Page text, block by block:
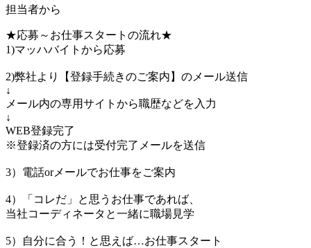
担当者から
★応募～お仕事スタートの流れ★
1)マッハバイトから応募
2)弊社より【登録手続きのご案内】のメール送信
↓
メール内の専用サイトから職歴などを入力
↓
WEB登録完了
※登録済の方には受付完了メールを送信
3）電話orメールでお仕事をご案内
4）「コレだ」と思うお仕事であれば、
当社コーディネータと一緒に職場見学
5）自分に合う！と思えば…お仕事スタート